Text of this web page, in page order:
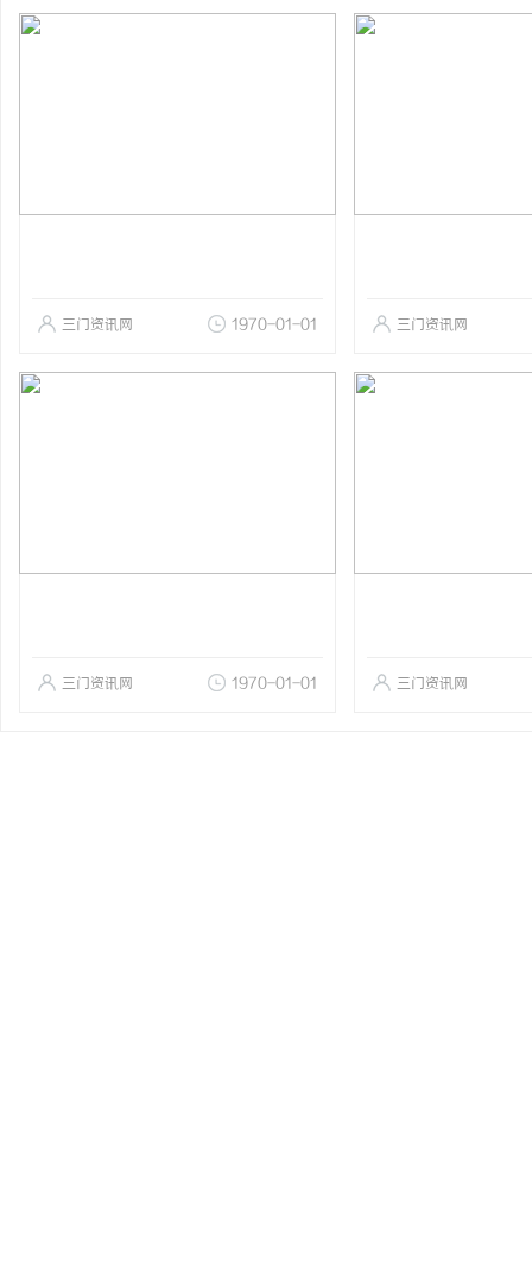
三门资讯网 1970-01-01 三门资讯网
三门资讯网 1970-01-01 三门资讯网